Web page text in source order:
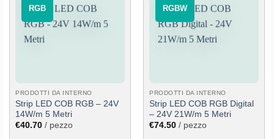
⠀RGB⠀
Aggiungi
alla lista
dei
desideri
PRODOTTI DA INTERNO
Strip LED COB RGB – 24V
14W/m 5 Metri
€40.70 / pezzo
⠀RGBW⠀
Aggiungi
alla lista
desideri
PRODOTTI DA INTERNO
Strip LED COB RGB Digital
– 24V 21W/m 5 Metri
€74.50 / pezzo